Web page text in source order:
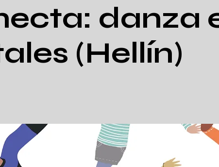
danza
(Hellín)